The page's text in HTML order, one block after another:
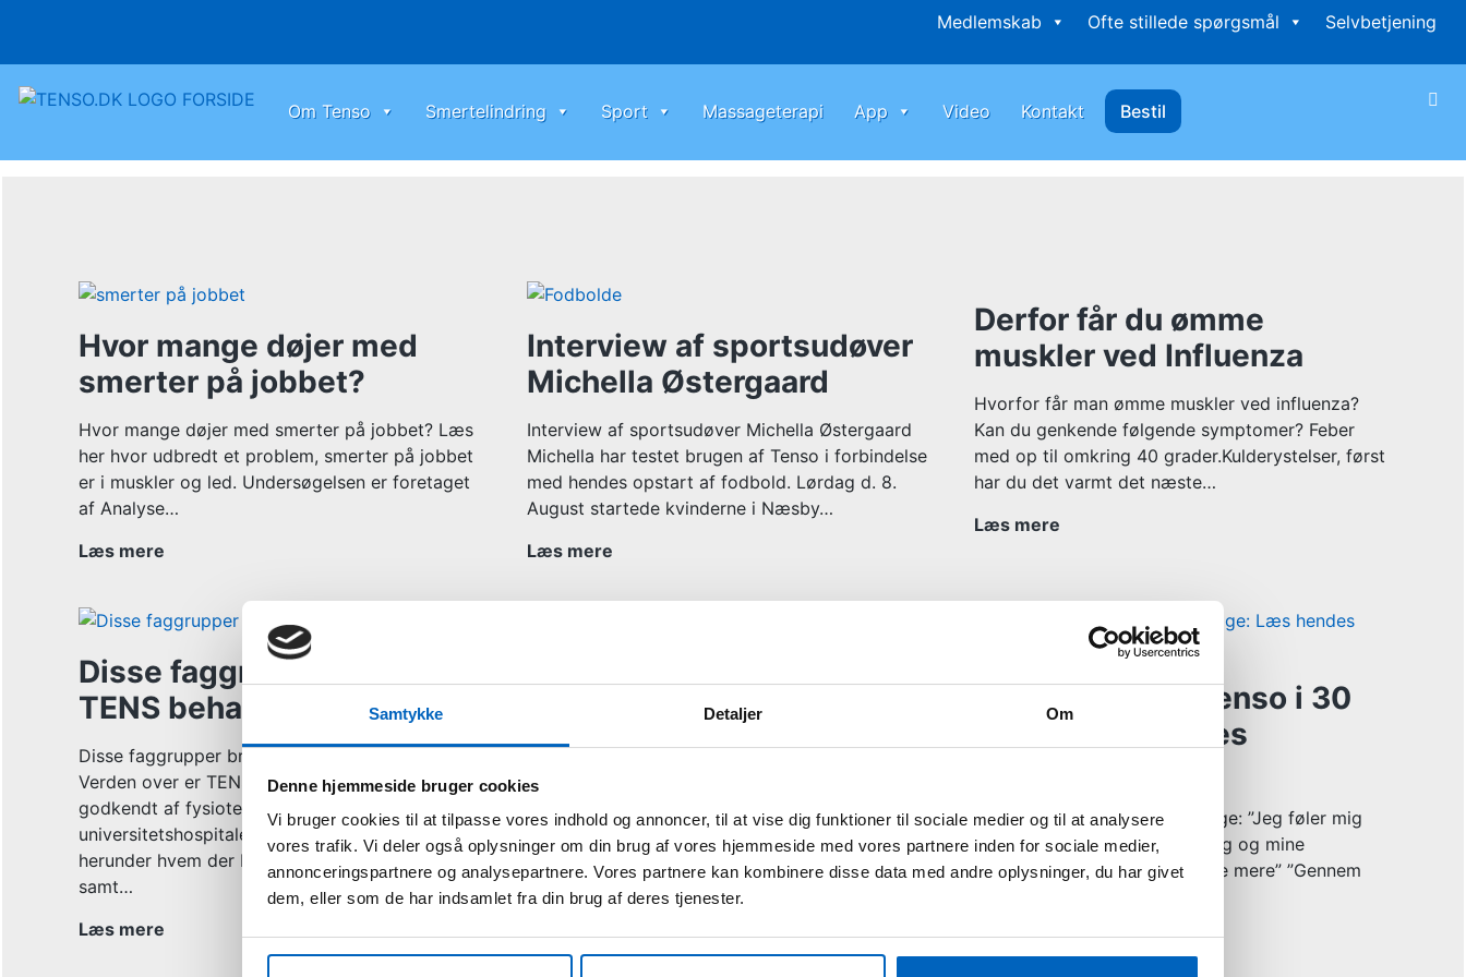
Samtykke Detaljer Om
Denne hjemmeside bruger cookies
Vi bruger cookies til at tilpasse vores indhold og annoncer, til at vise dig funktioner til sociale medier og til at analysere
vores trafik. Vi deler også oplysninger om din brug af vores hjemmeside med vores partnere inden for sociale medier,
annonceringspartnere og analysepartnere. Vores partnere kan kombinere disse data med andre oplysninger, du har givet
dem, eller som de har indsamlet fra din brug af deres tjenester.
content
Medlemskab Ofte stillede spørgsmål Selvbetjening
Om Tenso Smertelindring Sport Massageterapi App Video Kontakt Bestil
Hvor mange døjer med
smerter på jobbet?
Hvor mange døjer med smerter på jobbet? Læs
her hvor udbredt et problem, smerter på jobbet
er i muskler og led. Undersøgelsen er foretaget
af Analyse…
Læs mere
med
smerter
på
jobbet?
Interview af sportsudøver
Michella Østergaard
Interview af sportsudøver Michella Østergaard
Michella har testet brugen af Tenso i forbindelse
med hendes opstart af fodbold. Lørdag d. 8.
August startede kvinderne i Næsby…
Læs mereInterview
sportsudøver
Derfor får du ømme
muskler ved Influenza
Hvorfor får man ømme muskler ved influenza?
Kan du genkende følgende symptomer? Feber
med op til omkring 40 grader.Kulderystelser, først
har du det varmt det næste…
Læs mere
ømme
muskler
Influenza
Disse faggrupper bruger
TENS behandling
Disse faggrupper bruger TENS behandling
Verden over er TENS behandling anvendt og
godkendt af fysioterapeuter,
universitetshospitaler, privatklinikker m.m. Læs
herunder hvem der bruger TENS behandling,
samt…
Læs mere
bruge TENS behandling
Brug ikke TENS behandling uden konsultation
hjertesygdomme, hyperalgesi og alledony. Tens
metoden har været anvendt i…
Læs mere Grupper
som
ikke
bruge
Mette testede Tenso i 30
dage: Læs hendes
Mette testede TENSO i 30 dage: ”Jeg føler mig
hurtigere klar til næste træning og mine
lændesmerter hindrer mig ikke mere” ”Gennem
Læs mereMette